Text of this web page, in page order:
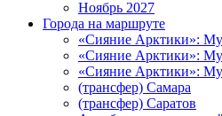
Ноябрь 2027
Города на маршруте
«Сияние Арктики»:
«Сияние Арктики»:
«Сияние Арктики»:
(трансфер) Самара
(трансфер) Саратов